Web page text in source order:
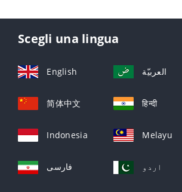
Scegli una lingua
English العربيّة
简体中文 हिन्दी
Indonesia Melayu
فارسی اردو